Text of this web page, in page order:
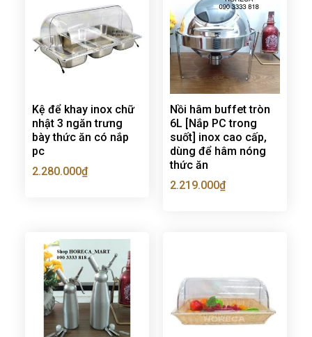
Kệ để khay inox chữ
nhật 3 ngăn trưng
bày thức ăn có nắp
pc
2.280.000₫
Nồi hâm buffet tròn
6L [Nắp PC trong
suốt] inox cao cấp,
dùng để hâm nóng
thức ăn
2.219.000₫